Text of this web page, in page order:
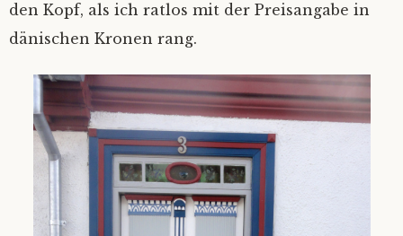
den Kopf, als ich ratlos mit der Preisangabe in
dänischen Kronen rang.